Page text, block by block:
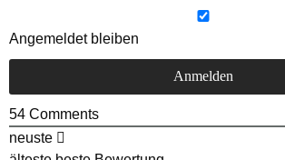
Angemeldet bleiben
54 Comments
neuste